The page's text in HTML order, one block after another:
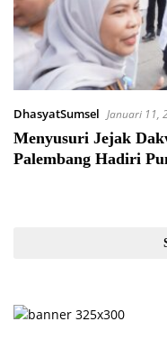
DhasyatSumsel Januari 11,
Menyusuri Jejak
Palembang Hadiri